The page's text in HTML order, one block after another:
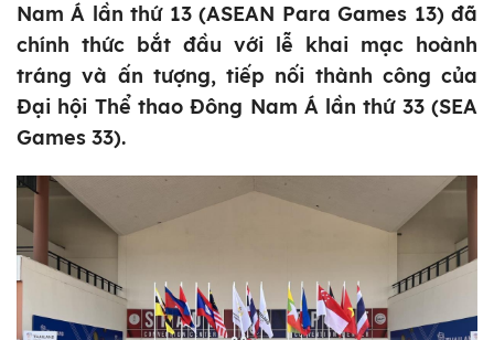
Nam Á lần thứ 13 (ASEAN Para Games 13) đã
chính thức bắt đầu với lễ khai mạc hoành
tráng và ấn tượng, tiếp nối thành công của
Đại hội Thể thao Đông Nam Á lần thứ 33 (SEA
Games 33).